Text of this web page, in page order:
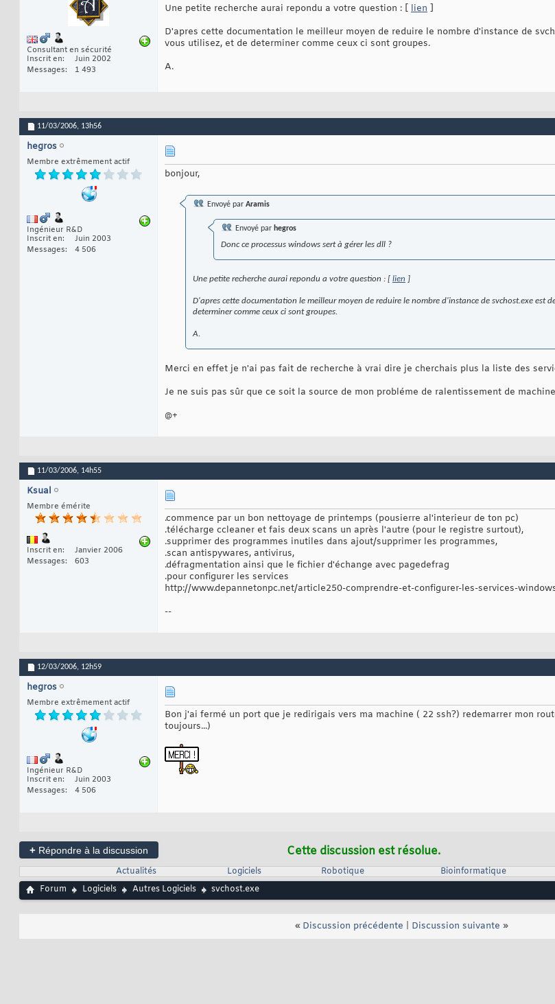
Consultant en sécurité
Inscrit en
Juin 2002
Messages
1 493
Une petite recherche aurai repondu a votre question : [ lien ]
D'apres cette documentation le meilleur moyen de reduire le nombre d'instance de
vous utilisez, et de determiner comme ceux ci sont groupes.
A.
11/03/2006, 13h56
hegros
Membre extrêmement actif
Ingénieur R&D
Inscrit en
Juin 2003
Messages
4 506
bonjour,
Envoyé par Aramis
Envoyé par hegros
Donc ce processus windows sert à gérer les dll ?
Une petite recherche aurai repondu a votre question : [ lien ]
D'apres cette documentation le meilleur moyen de reduire le nombre d'instance de svchost.exe est
determiner comme ceux ci sont groupes.
A.
Merci en effet je n'ai pas fait de recherche à vrai dire je cherchais plus la liste des
Je ne suis pas sûr que ce soit la source de mon probléme de ralentissement de
@+
11/03/2006, 14h55
Ksual
Membre émérite
Inscrit en
Janvier 2006
Messages
603
.commence par un bon nettoyage de printemps (pousierre al'interieur de ton pc)
.télécharge ccleaner et fais deux scans un après l'autre (pour le registre surtout),
.supprimer des programmes inutiles dans ajout/supprimer les programmes,
.scan antispywares, antivirus,
.défragmentation ainsi que le fichier d'échange avec pagedefrag
.pour configurer les services
http://www.depannetonpc.net/article250-comprendre-et-configurer-les-services-
--
12/03/2006, 12h59
hegros
Membre extrêmement actif
Ingénieur R&D
Inscrit en
Juin 2003
Messages
4 506
Bon j'ai fermé un port que je redirigais vers ma machine ( 22 ssh?) redemarrer mon
toujours...)
+ Répondre à la discussion Cette discussion est résolue.
Actualités Logiciels Robotique Bioinformatique
Forum
Logiciels Autres Logiciels svchost.exe
« Discussion précédente Discussion suivante »